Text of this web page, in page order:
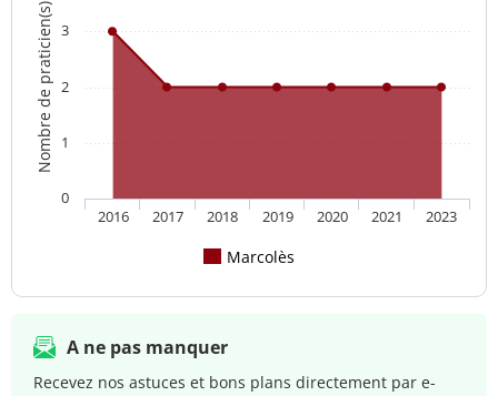
Nombre de praticien(s)
Marcolès
2016 2017 2018 2019 2020 2021 2023
0
1
2
3
A ne pas manquer
Recevez nos astuces et bons plans directement par e-